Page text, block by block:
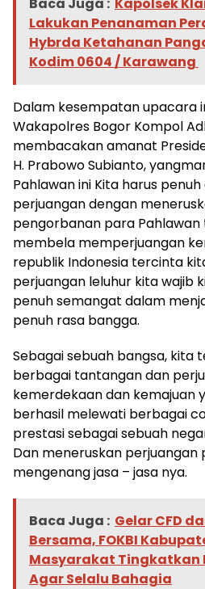
Lakukan Penanaman
Hybrda Ketahanan
Kodim 0604 / Karawang ‎
Dalam kesempatan upacara
Wakapolres Bogor Kompol
membacakan amanat
H. Prabowo Subianto,
Pahlawan ini Kita harus
perjuangan dengan
pengorbanan para
membela memperjuangan
republik Indonesia tercinta
perjuangan leluhur kita wajib
penuh semangat dalam
penuh rasa bangga.
Sebagai sebuah bangsa, kita
berbagai tantangan dan
kemerdekaan dan kemajuan
berhasil melewati berbagai
prestasi sebagai sebuah
Dan meneruskan
mengenang jasa – jasa nya.
Baca Juga : Gelar CFD
Bersama, FOKBI
Masyarakat Tingkatkan
Agar Selalu Bahagia